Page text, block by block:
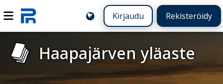
Kirjaudu Rekisteröidy
Haapajärven yläaste